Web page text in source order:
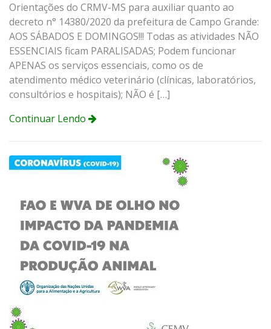
Orientações do CRMV-MS para auxiliar quanto ao
decreto n° 14380/2020 da prefeitura de Campo Grande:
AOS SÁBADOS E DOMINGOS!!! Todas as atividades NÃO
ESSENCIAIS ficam PARALISADAS; Podem funcionar
APENAS os serviços essenciais, como os de
atendimento médico veterinário (clínicas, laboratórios,
consultórios e hospitais); NÃO é […]
Continuar Lendo